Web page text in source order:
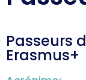
Passeurs
Erasmus+